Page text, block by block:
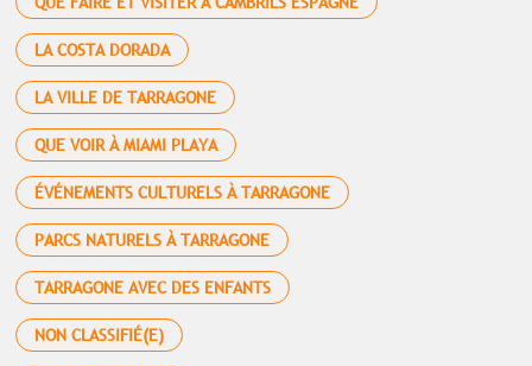
LA COSTA DORADA
LA VILLE DE TARRAGONE
QUE VOIR À MIAMI PLAYA
ÉVÉNEMENTS CULTURELS À TARRAGONE
PARCS NATURELS À TARRAGONE
TARRAGONE AVEC DES ENFANTS
NON CLASSIFIÉ(E)